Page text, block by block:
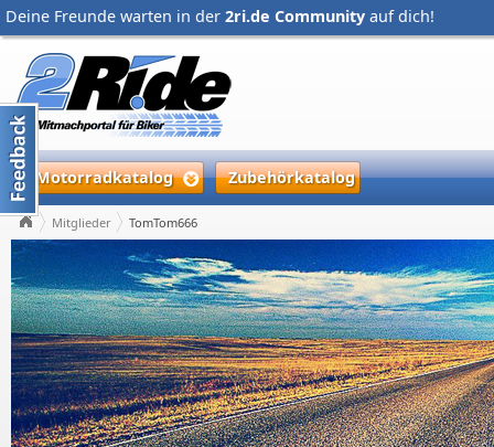
Deine Freunde warten in der 2ri.de Community auf dich!
Motorradkatalog Zubehörkatalog
Mitglieder TomTom666